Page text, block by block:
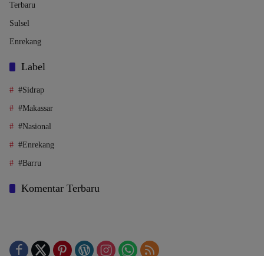
Terbaru
Sulsel
Enrekang
Label
#Sidrap
#Makassar
#Nasional
#Enrekang
#Barru
Komentar Terbaru